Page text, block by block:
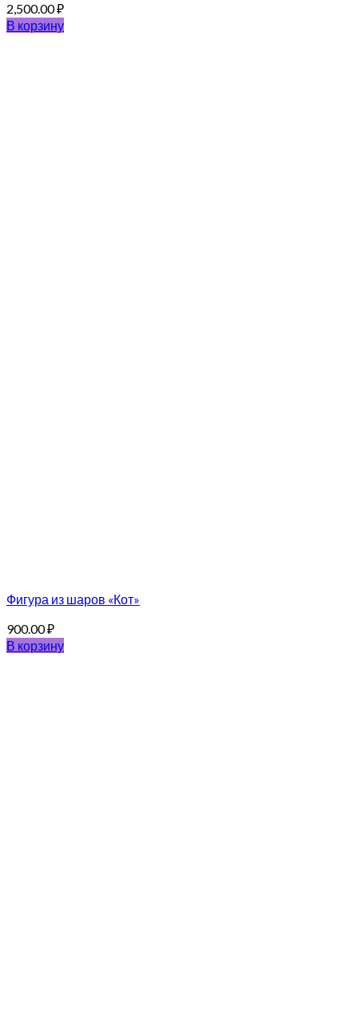
2,500.00₽
В корзину
Фигура из шаров «Кот»
900.00₽
В корзину